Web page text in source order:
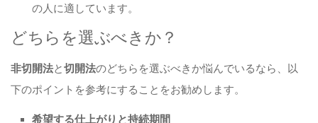
の人に適しています。
どちらを選ぶべきか？
非切開法と切開法のどちらを選ぶべきか悩んでいるなら、以
下のポイントを参考にすることをお勧めします。
希望する仕上がりと持続期間